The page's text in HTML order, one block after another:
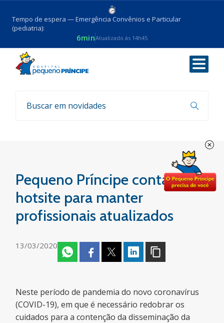
Tempo de espera — Emergência Convênios e Particular
(pediatria):
6minAtualizado às 14h45
Voltar
Coronavirus
Pequeno Príncipe conta com
hotsite para manter
profissionais atualizados
13/03/2020
Neste período de pandemia do novo coronavírus
(COVID-19), em que é necessário redobrar os
cuidados para a contenção da disseminação da